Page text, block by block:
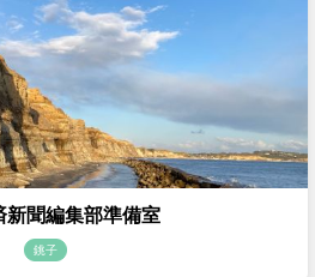
新聞編集部準備室
銚子